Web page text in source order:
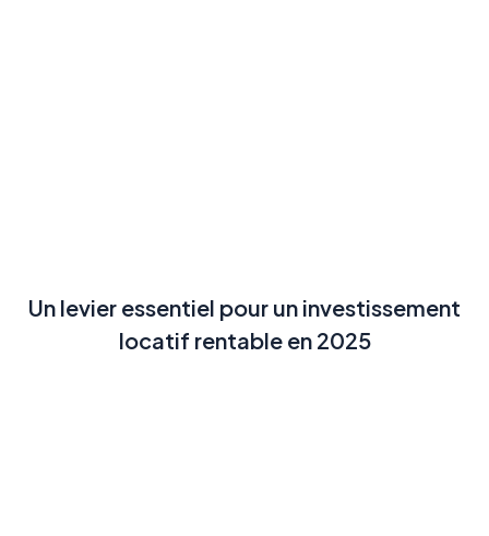
Un levier essentiel pour un investissement
locatif rentable en 2025